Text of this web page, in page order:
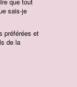
sais-je
préférées et
de la